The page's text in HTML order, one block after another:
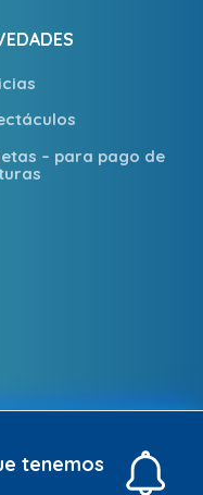
– para pago de
tenemos